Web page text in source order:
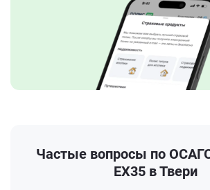
Частые вопросы по
EX35 в Твери